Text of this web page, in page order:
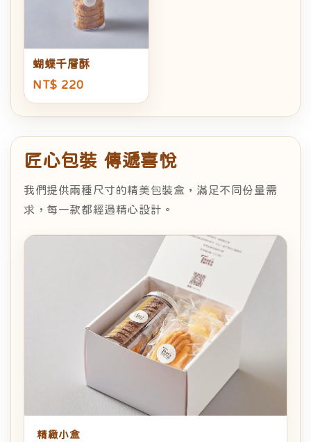
蝴蝶千層酥
NT$ 220
匠心包裝 傳遞喜悅
我們提供兩種尺寸的精美包裝盒，滿足不同份量需
求，每一款都經過精心設計。
精緻小盒